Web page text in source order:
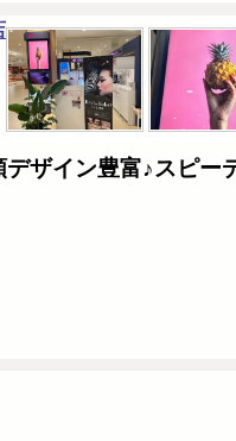
デザイン豊富♪スピ